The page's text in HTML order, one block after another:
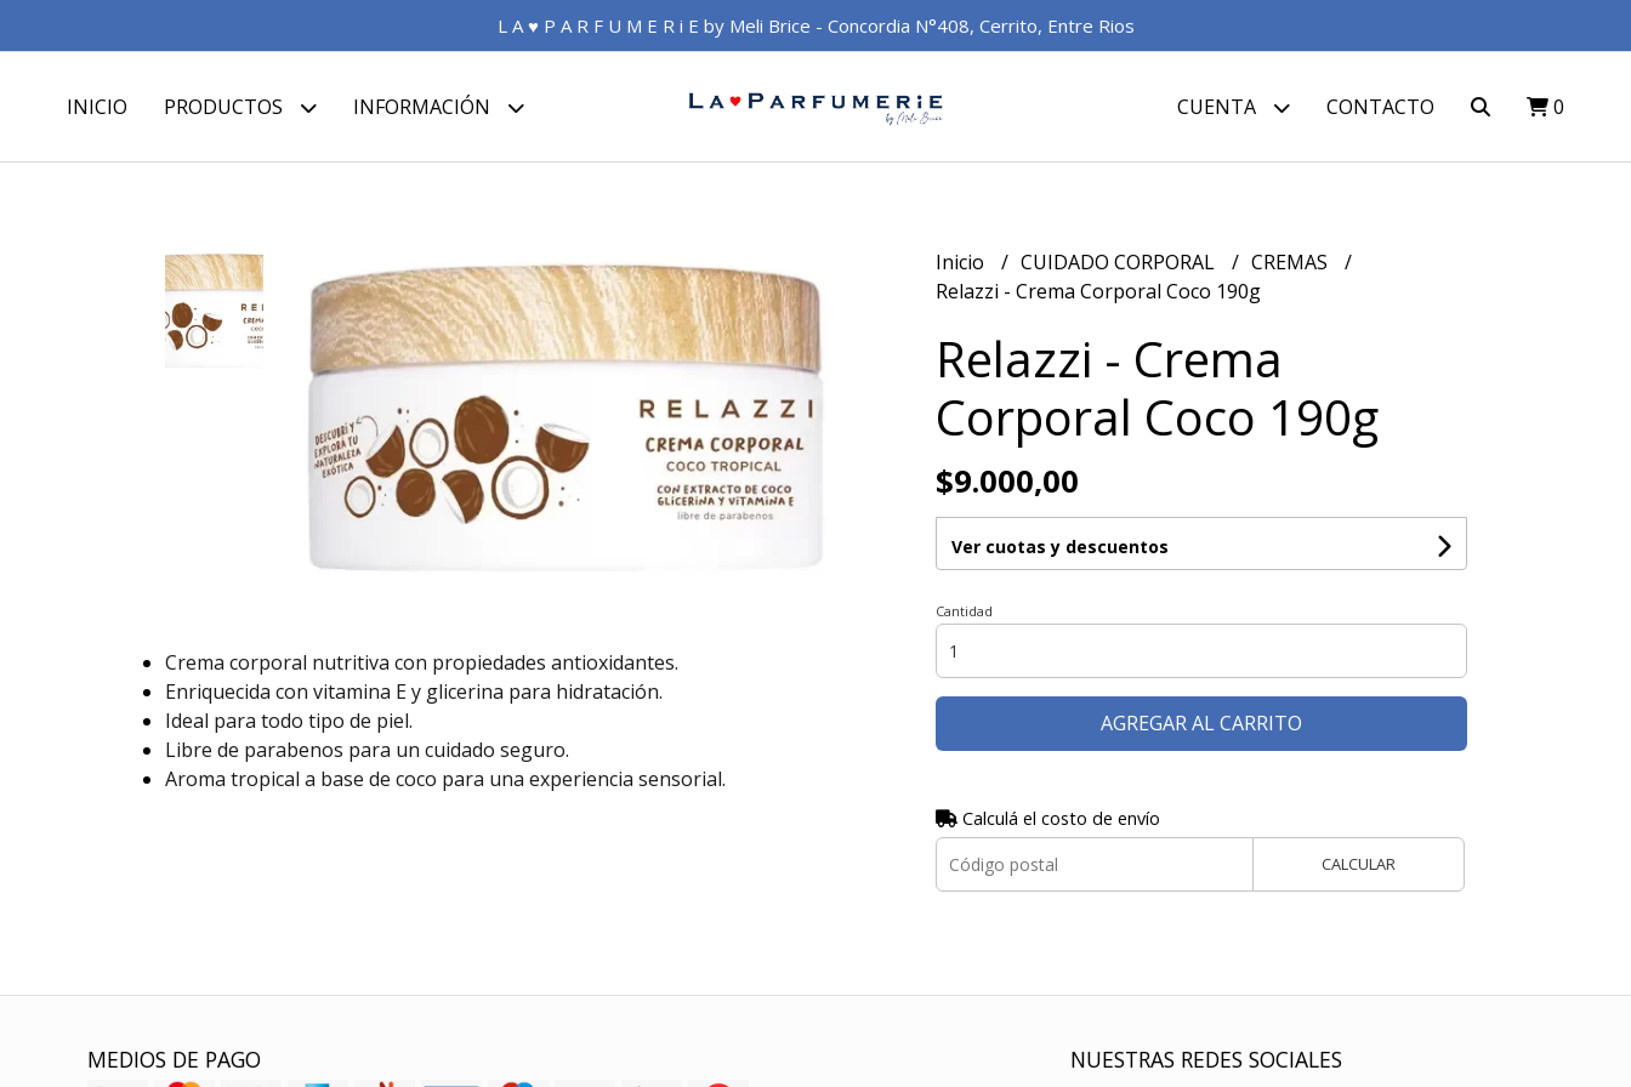
L A ♥ P A R F U M E R i E by Meli Brice - Concordia N°408, Cerrito, Entre Rios
INICIO PRODUCTOS INFORMACIÓN CUENTA CONTACTO 0
Crema corporal nutritiva con propiedades antioxidantes.
Enriquecida con vitamina E y glicerina para hidratación.
Ideal para todo tipo de piel.
Libre de parabenos para un cuidado seguro.
Aroma tropical a base de coco para una experiencia sensorial.
Inicio CUIDADO CORPORAL
CREMAS
Relazzi - Crema Corporal Coco 190g
Relazzi - Crema
Corporal Coco 190g
$9.000,00
Ver cuotas y descuentos
Cantidad
AGREGAR AL CARRITO
Calculá el costo de envío
CALCULAR
MEDIOS DE PAGO NUESTRAS REDES SOCIALES